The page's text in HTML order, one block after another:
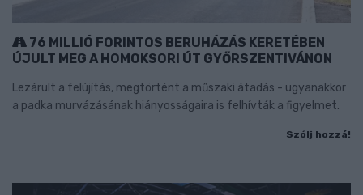
76 MILLIÓ FORINTOS BERUHÁZÁS KERETÉBEN
ÚJULT MEG A HOMOKSORI ÚT GYŐRSZENTIVÁNON
Lezárult a felújítás, megtörtént a műszaki átadás - ugyanakkor
a padka murvázásának hiányosságaira is felhívták a figyelmet.
Szólj hozzá!